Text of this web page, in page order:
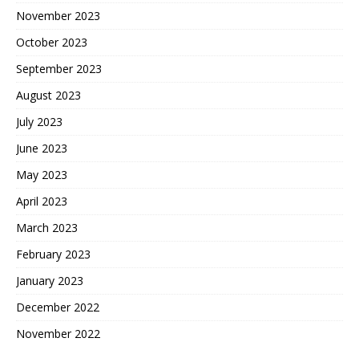
November 2023
October 2023
September 2023
August 2023
July 2023
June 2023
May 2023
April 2023
March 2023
February 2023
January 2023
December 2022
November 2022